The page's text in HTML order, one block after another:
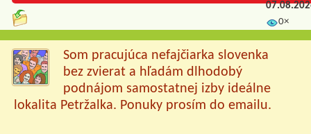
0×
Som pracujúca nefajčiarka slovenka
bez zvierat a hľadám dlhodobý
podnájom samostatnej izby ideálne
lokalita Petržalka. Ponuky prosím do emailu.